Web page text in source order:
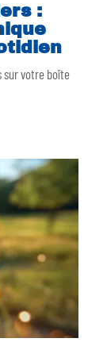
:
sur votre boîte